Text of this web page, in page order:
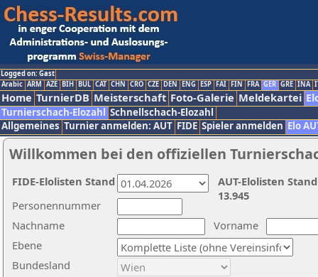
Logged on: Gast
Arabic ARM AZE BIH BUL CAT CHN CRO CZE DEN ENG ESP FAI FIN FRA GER GRE INA
Home TurnierDB Meisterschaft Foto-Galerie Meldekartei
Turnierschach-Elozahl Schnellschach-Elozahl
Allgemeines Turnier anmelden: AUT FIDE Spieler anmelden Elo
Willkommen bei den offiziellen
Nachname
Vorname
Ebene
Personennummer
Bundesland
AUT-Elolisten
13.945
FIDE-Elolisten Stand